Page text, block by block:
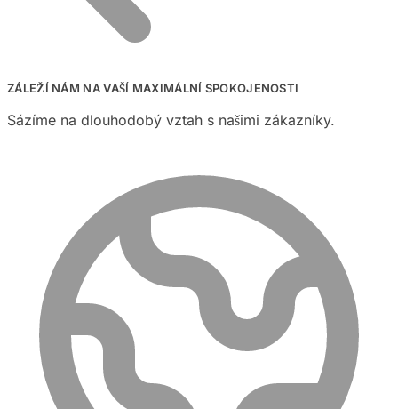
ZÁLEŽÍ NÁM NA VAŠÍ MAXIMÁLNÍ SPOKOJENOSTI
Sázíme na dlouhodobý vztah s našimi zákazníky.